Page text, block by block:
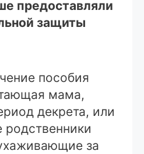
предоставляли
защиты
пособия
мама,
декрета, или
за